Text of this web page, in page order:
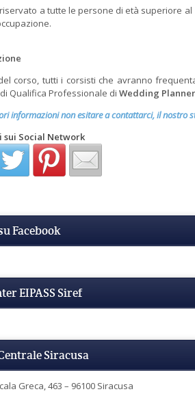
a tutte le persone di età superiore
corso, tutti i corsisti che avranno
Qualifica Professionale di Wedding
informazioni non esitare a contattarci, il nostro
sui Social Network
Facebook
EIPASS Siref
Siracusa
Greca, 463 – 96100 Siracusa